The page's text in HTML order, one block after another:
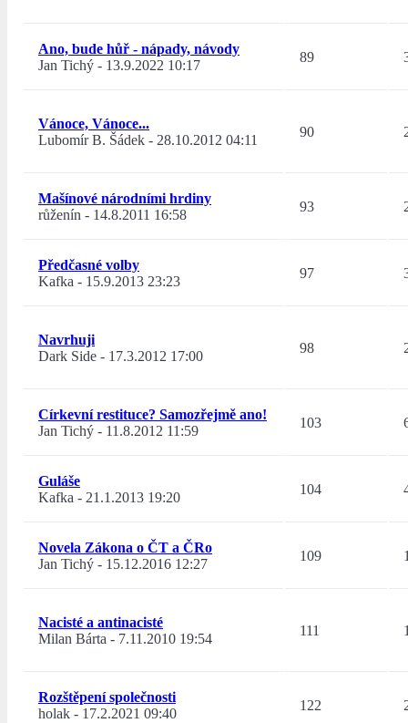
Ano, bude hůř - nápady, návody
Jan Tichý - 13.9.2022 10:17
89
Vánoce, Vánoce...
Lubomír B. Šádek - 28.10.2012 04:11
90
Mašínové národními hrdiny
růženín - 14.8.2011 16:58
93
Předčasné volby
Kafka - 15.9.2013 23:23
97
Navrhuji
Dark Side - 17.3.2012 17:00
98
Církevní restituce? Samozřejmě ano!
Jan Tichý - 11.8.2012 11:59
103
Guláše
Kafka - 21.1.2013 19:20
104
Novela Zákona o ČT a ČRo
Jan Tichý - 15.12.2016 12:27
109
Nacisté a antinacisté
Milan Bárta - 7.11.2010 19:54
111
Rozštěpení společnosti
holak - 17.2.2021 09:40
122